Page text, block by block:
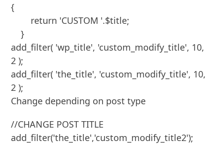
{
    }
add_filter( 'wp_title', 'custom_modify_title', 10,
2 );
add_filter( 'the_title', 'custom_modify_title', 10,
2 );
Change depending on post type
//CHANGE POST TITLE
add_filter('the_title','custom_modify_title2');